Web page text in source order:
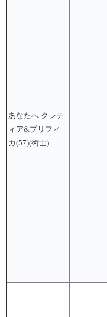
あなたへ クレテ
ィア&プリフィ
カ(57)(術士)